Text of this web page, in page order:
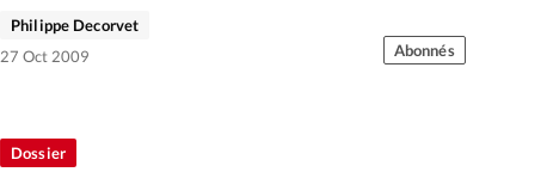
message aussi incon-tournable que difficile, de peur
Philippe Decorvet
27 Oct 2009
Abonnés
Dossier